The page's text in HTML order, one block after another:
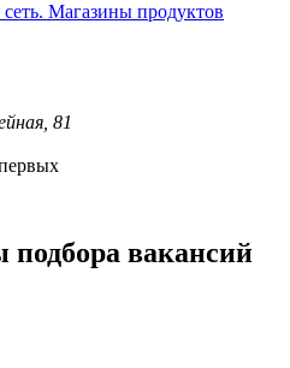
Магазины продуктов
81
вакансий